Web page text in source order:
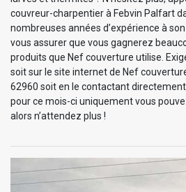
couvreur-charpentier à Febvin Palfart
nombreuses années d’expérience à
vous assurer que vous gagnerez
produits que Nef couverture utilise.
soit sur le site internet de Nef
62960 soit en le contactant
pour ce mois-ci uniquement vous
alors n’attendez plus !